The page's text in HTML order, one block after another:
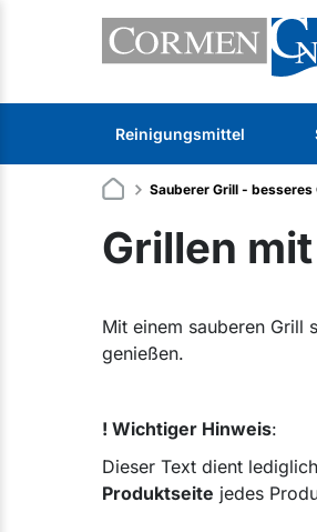
Reinigungsmittel
Sauberer Grill - besseres
Grillen
Mit einem sauberen Grill
genießen.
! Wichtiger Hinweis:
Dieser Text dient
Produktseite jedes